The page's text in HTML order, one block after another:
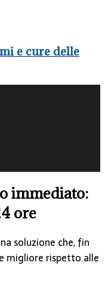
e cure delle
immediato:
ore
soluzione che, fin
migliore rispetto alle